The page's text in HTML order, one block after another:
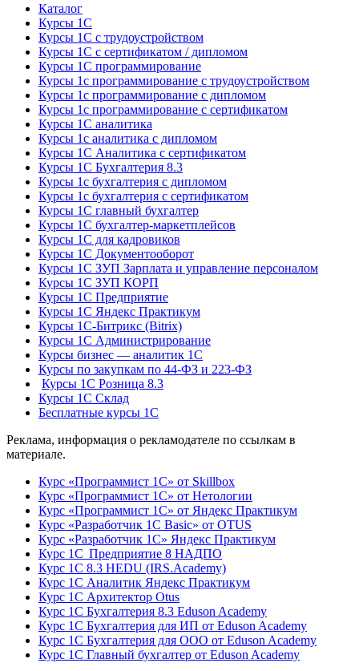
Каталог
Курсы 1С
Курсы 1С с трудоустройством
Курсы 1С с сертификатом / дипломом
Курсы 1С программирование
Курсы 1с программирование с трудоустройством
Курсы 1с программирование с дипломом
Курсы 1с программирование с сертификатом
Курсы 1С аналитика
Курсы 1с аналитика с дипломом
Курсы 1С Аналитика с сертификатом
Курсы 1С Бухгалтерия 8.3
Курсы 1с бухгалтерия с дипломом
Курсы 1с бухгалтерия с сертификатом
Курсы 1С главный бухгалтер
Курсы 1С бухгалтер-маркетплейсов
Курсы 1С для кадровиков
Курсы 1С Документооборот
Курсы 1С ЗУП Зарплата и управление персоналом
Курсы 1С ЗУП КОРП
Курсы 1С Предприятие
Курсы 1С Яндекс Практикум
Курсы 1С-Битрикс (Bitrix)
Курсы 1С Администрирование
Курсы бизнес — аналитик 1С
Курсы по закупкам по 44‑ФЗ и 223‑ФЗ
Курсы 1С Розница 8.3
Курсы 1С Склад
Бесплатные курсы 1С
Реклама, информация о рекламодателе по ссылкам в
материале.
Курс «Программист 1С» от Skillbox
Курс «Программист 1С» от Нетологии
Курс «Программист 1С» от Яндекс Практикум
Курс «Разработчик 1С Basic» от OTUS
Курс «Разработчик 1С» Яндекс Практикум
Курс 1С Предприятие 8 НАДПО
Курс 1С 8.3 HEDU (IRS.Academy)
Курс 1С Аналитик Яндекс Практикум
Курс 1С Архитектор Otus
Курс 1С Бухгалтерия 8.3 Eduson Academy
Курс 1С Бухгалтерия для ИП от Eduson Academy
Курс 1С Бухгалтерия для ООО от Eduson Academy
Курс 1С Главный бухгалтер от Eduson Academy